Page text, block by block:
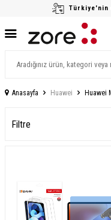
Türkiye'nin
Anasayfa Huawei Huawei
Filtre